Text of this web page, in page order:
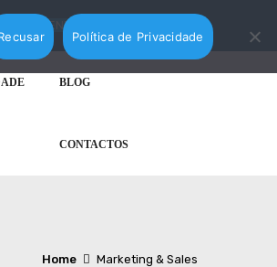
AGENDAR MARCAÇÃO
BLOG
CONTACTOS
Home Marketing & Sales
Política de Privacidade